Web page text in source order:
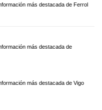
más destacada de Ferrol
más destacada de
más destacada de Vigo